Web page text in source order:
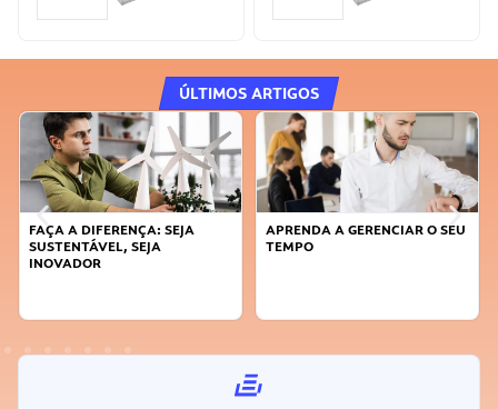
ÚLTIMOS ARTIGOS
FAÇA A DIFERENÇA: SEJA
SUSTENTÁVEL, SEJA
INOVADOR
APRENDA A GERENCIAR O SEU
TEMPO